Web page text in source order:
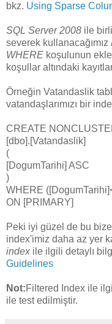
bkz. Using Sparse
SQL Server 2008 ile
severek kullanacağımız
WHERE koşulunun
koşullar altındaki
Örneğin Vatandaslik
vatandaşlarımızı bir
CREATE
[dbo].[Vatandaslik]
(
[DogumTarihi] ASC
)
WHERE
ON [PRIMARY]
Peki iyi güzel de bu
index'imiz daha az yer
index ile ilgili detaylı
Guidelines
Not:Filtered Index ile
ile test edilmiştir.